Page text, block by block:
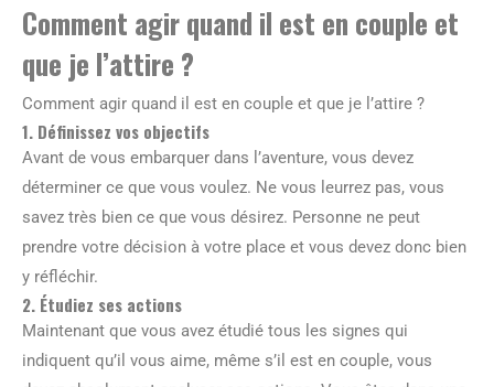
Comment agir quand il est en couple et
que je l’attire ?
Comment agir quand il est en couple et que je l’attire ?
1. Définissez vos objectifs
Avant de vous embarquer dans l’aventure, vous devez
déterminer ce que vous voulez. Ne vous leurrez pas, vous
savez très bien ce que vous désirez. Personne ne peut
prendre votre décision à votre place et vous devez donc bien
y réfléchir.
2. Étudiez ses actions
Maintenant que vous avez étudié tous les signes qui
indiquent qu’il vous aime, même s’il est en couple, vous